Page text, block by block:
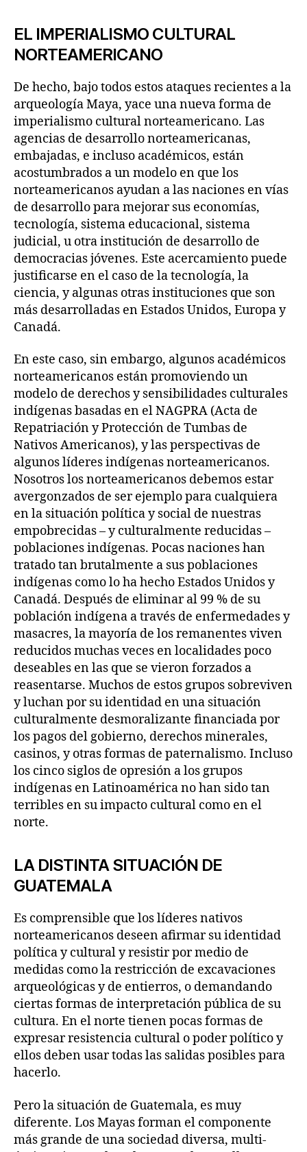
EL IMPERIALISMO CULTURAL
NORTEAMERICANO
De hecho, bajo todos estos ataques recientes a la
arqueología Maya, yace una nueva forma de
imperialismo cultural norteamericano. Las
agencias de desarrollo norteamericanas,
embajadas, e incluso académicos, están
acostumbrados a un modelo en que los
norteamericanos ayudan a las naciones en vías
de desarrollo para mejorar sus economías,
tecnología, sistema educacional, sistema
judicial, u otra institución de desarrollo de
democracias jóvenes. Este acercamiento puede
justificarse en el caso de la tecnología, la
ciencia, y algunas otras instituciones que son
más desarrolladas en Estados Unidos, Europa y
Canadá.
En este caso, sin embargo, algunos académicos
norteamericanos están promoviendo un
modelo de derechos y sensibilidades culturales
indígenas basadas en el NAGPRA (Acta de
Repatriación y Protección de Tumbas de
Nativos Americanos), y las perspectivas de
algunos líderes indígenas norteamericanos.
Nosotros los norteamericanos debemos estar
avergonzados de ser ejemplo para cualquiera
en la situación política y social de nuestras
empobrecidas – y culturalmente reducidas –
poblaciones indígenas. Pocas naciones han
tratado tan brutalmente a sus poblaciones
indígenas como lo ha hecho Estados Unidos y
Canadá. Después de eliminar al 99 % de su
población indígena a través de enfermedades y
masacres, la mayoría de los remanentes viven
reducidos muchas veces en localidades poco
deseables en las que se vieron forzados a
reasentarse. Muchos de estos grupos sobreviven
y luchan por su identidad en una situación
culturalmente desmoralizante financiada por
los pagos del gobierno, derechos minerales,
casinos, y otras formas de paternalismo. Incluso
los cinco siglos de opresión a los grupos
indígenas en Latinoamérica no han sido tan
terribles en su impacto cultural como en el
norte.
LA DISTINTA SITUACIÓN DE
GUATEMALA
Es comprensible que los líderes nativos
norteamericanos deseen afirmar su identidad
política y cultural y resistir por medio de
medidas como la restricción de excavaciones
arqueológicas y de entierros, o demandando
ciertas formas de interpretación pública de su
cultura. En el norte tienen pocas formas de
expresar resistencia cultural o poder político y
ellos deben usar todas las salidas posibles para
hacerlo.
Pero la situación de Guatemala, es muy
diferente. Los Mayas forman el componente
más grande de una sociedad diversa, multi-